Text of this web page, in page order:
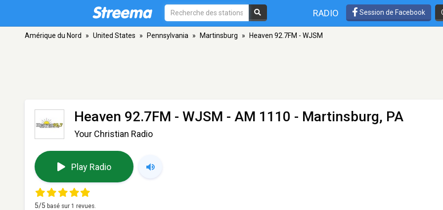
RADIO Session de Facebook
Amérique du Nord » United States » Pennsylvania » Martinsburg » Heaven 92.7FM - WJSM
Heaven 92.7FM - WJSM - AM 1110 - Martinsburg, PA
Your Christian Radio
Play Radio
5/5 basé sur 1 revues.